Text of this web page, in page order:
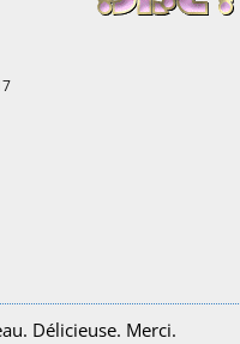
Délicieuse. Merci.